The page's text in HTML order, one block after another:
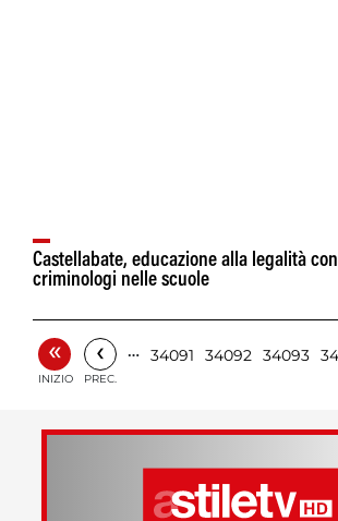
Castellabate, educazione alla legalità
criminologi nelle scuole
«
INIZIO
‹
PREC.
… 34091 34092 34093